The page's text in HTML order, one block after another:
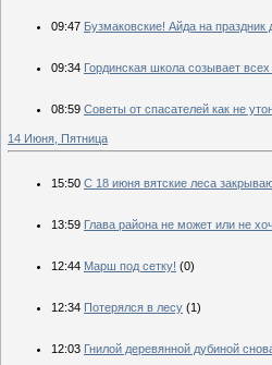
09:47 Бузмаковские! Айда на праздник
09:34 Гординская школа созывает
08:59 Советы от спасателей как не
14 Июня, Пятница
15:50 С 18 июня вятские леса
13:59 Глава района не может или не
12:44 Марш под сетку! (0)
12:34 Потерялся в лесу (1)
12:03 Гнилой деревянной дубиной